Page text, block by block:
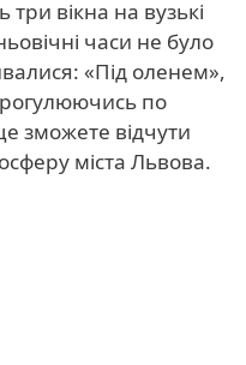
три вікна на вузькі
часи не було
«Під оленем»,
по
зможете відчути
міста Львова.